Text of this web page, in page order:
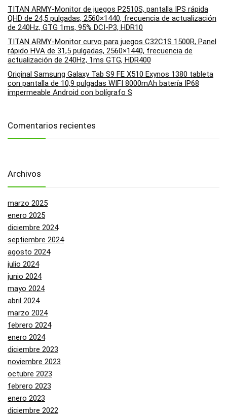
TITAN ARMY-Monitor de juegos P2510S, pantalla IPS rápida
QHD de 24,5 pulgadas, 2560×1440, frecuencia de actualización
de 240Hz, GTG 1ms, 95% DCI-P3, HDR10
TITAN ARMY-Monitor curvo para juegos C32C1S 1500R, Panel
rápido HVA de 31,5 pulgadas, 2560×1440, frecuencia de
actualización de 240Hz, 1ms GTG, HDR400
Original Samsung Galaxy Tab S9 FE X510 Exynos 1380 tableta
con pantalla de 10,9 pulgadas WIFI 8000mAh batería IP68
impermeable Android con bolígrafo S
Comentarios recientes
Archivos
marzo 2025
enero 2025
diciembre 2024
septiembre 2024
agosto 2024
julio 2024
junio 2024
mayo 2024
abril 2024
marzo 2024
febrero 2024
enero 2024
diciembre 2023
noviembre 2023
octubre 2023
febrero 2023
enero 2023
diciembre 2022